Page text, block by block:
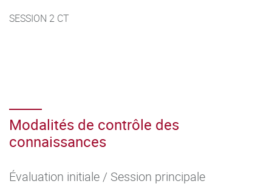
SESSION 2 CT
Modalités de contrôle des
connaissances
Évaluation initiale / Session principale